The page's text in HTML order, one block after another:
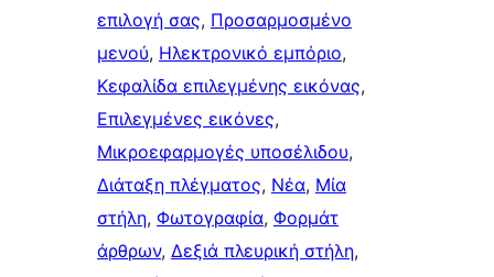
επιλογή σας, Προσαρμοσμένο
μενού, Ηλεκτρονικό εμπόριο
Κεφαλίδα επιλεγμένης εικόνας
Επιλεγμένες εικόνες
Μικροεφαρμογές υποσέλιδου
Διάταξη πλέγματος, Νέα, Μία
στήλη, Φωτογραφία, Φορμάτ
άρθρων, Δεξιά πλευρική στήλη